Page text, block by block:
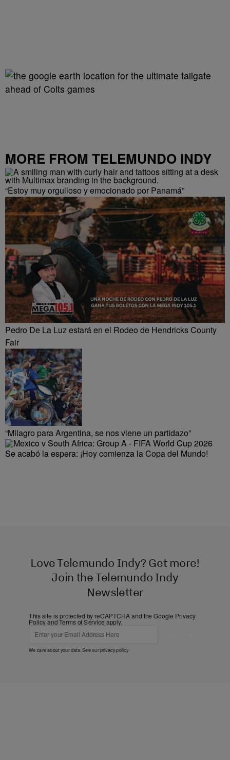
MORE FROM TELEMUNDO INDY
“Estoy muy orgulloso y emocionado por Panamá”
Pedro De La Luz estará en el Rodeo de Hendricks County
Fair
“Milagro para Argentina, se nos viene un partidazo”
Se acabó la espera: ¡Hoy comienza la Copa del Mundo!
Love Telemundo Indy? Get more!
Join the Telemundo Indy
Newsletter
This site is protected by reCAPTCHA and the Google Privacy
PolicyandTerms of Service apply.
We care about your data. See ourprivacy policy.